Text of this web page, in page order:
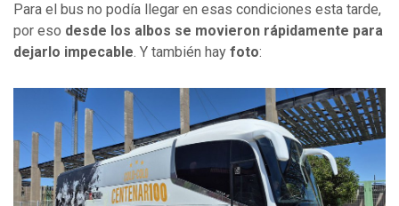
Para el bus no podía llegar en esas condiciones esta tarde,
por eso desde los albos se movieron rápidamente para
dejarlo impecable. Y también hay foto: